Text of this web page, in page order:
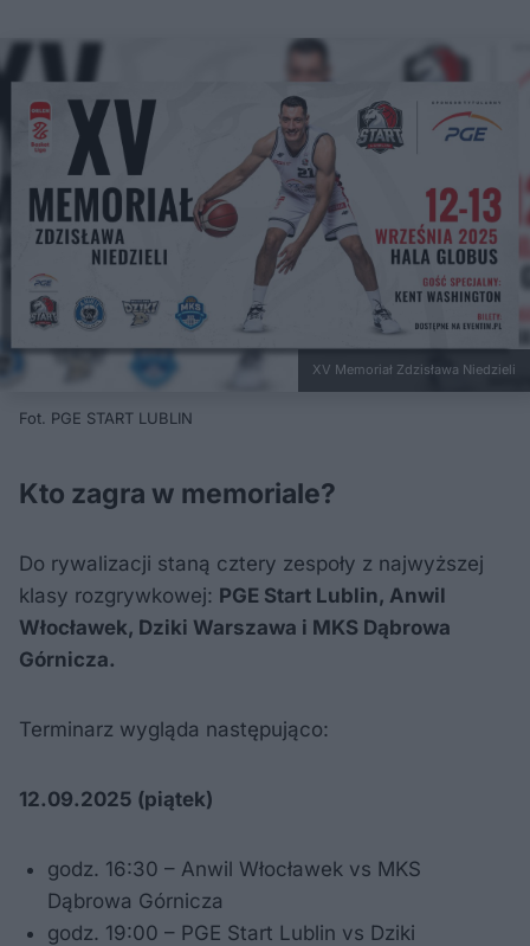
XV Memoriał Zdzisława Niedzieli
Fot. PGE START LUBLIN
Kto zagra w memoriale?
Do rywalizacji staną cztery zespoły z najwyższej
klasy rozgrywkowej: PGE Start Lublin, Anwil
Włocławek, Dziki Warszawa i MKS Dąbrowa
Górnicza.
Terminarz wygląda następująco:
12.09.2025 (piątek)
godz. 16:30 – Anwil Włocławek vs MKS
Dąbrowa Górnicza
godz. 19:00 – PGE Start Lublin vs Dziki